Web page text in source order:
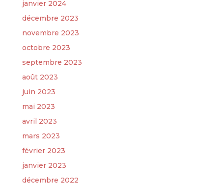
janvier 2024
décembre 2023
novembre 2023
octobre 2023
septembre 2023
août 2023
juin 2023
mai 2023
avril 2023
mars 2023
février 2023
janvier 2023
décembre 2022